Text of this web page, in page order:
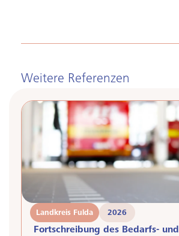
Weitere Referenzen
Landkreis Fulda 2026
Fortschreibung des Bedarfs- und